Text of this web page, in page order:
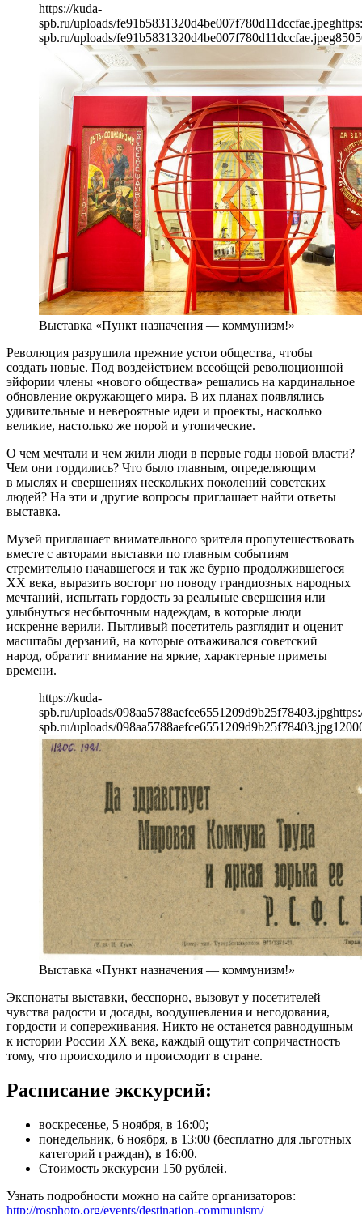
https://kuda-
spb.ru/uploads/fe91b5831320d4be007f780d11dccfae.jpeg
spb.ru/uploads/fe91b5831320d4be007f780d11dccfae.jpeg850
Выставка «Пункт назначения — коммунизм!»
Революция разрушила прежние устои общества, чтобы
создать новые. Под воздействием всеобщей революционной
эйфории члены «нового общества» решались на кардинальное
обновление окружающего мира. В их планах появлялись
удивительные и невероятные идеи и проекты, насколько
великие, настолько же порой и утопические.
О чем мечтали и чем жили люди в первые годы новой власти?
Чем они гордились? Что было главным, определяющим
в мыслях и свершениях нескольких поколений советских
людей? На эти и другие вопросы приглашает найти ответы
выставка.
Музей приглашает внимательного зрителя пропутешествовать
вместе с авторами выставки по главным событиям
стремительно начавшегося и так же бурно продолжившегося
XX века, выразить восторг по поводу грандиозных народных
мечтаний, испытать гордость за реальные свершения или
улыбнуться несбыточным надеждам, в которые люди
искренне верили. Пытливый посетитель разглядит и оценит
масштабы дерзаний, на которые отваживался советский
народ, обратит внимание на яркие, характерные приметы
времени.
https://kuda-
spb.ru/uploads/098aa5788aefce6551209d9b25f78403.jpg
spb.ru/uploads/098aa5788aefce6551209d9b25f78403.jpg1200
Выставка «Пункт назначения — коммунизм!»
Экспонаты выставки, бесспорно, вызовут у посетителей
чувства радости и досады, воодушевления и негодования,
гордости и сопереживания. Никто не останется равнодушным
к истории России ХХ века, каждый ощутит сопричастность
тому, что происходило и происходит в стране.
Расписание экскурсий:
воскресенье, 5 ноября, в 16:00;
понедельник, 6 ноября, в 13:00 (бесплатно для льготных
категорий граждан), в 16:00.
Стоимость экскурсии 150 рублей.
Узнать подробности можно на сайте организаторов:
http://rosphoto.org/events/destination-communism/